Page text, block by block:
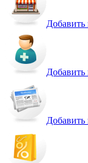
Добавить
Добавить